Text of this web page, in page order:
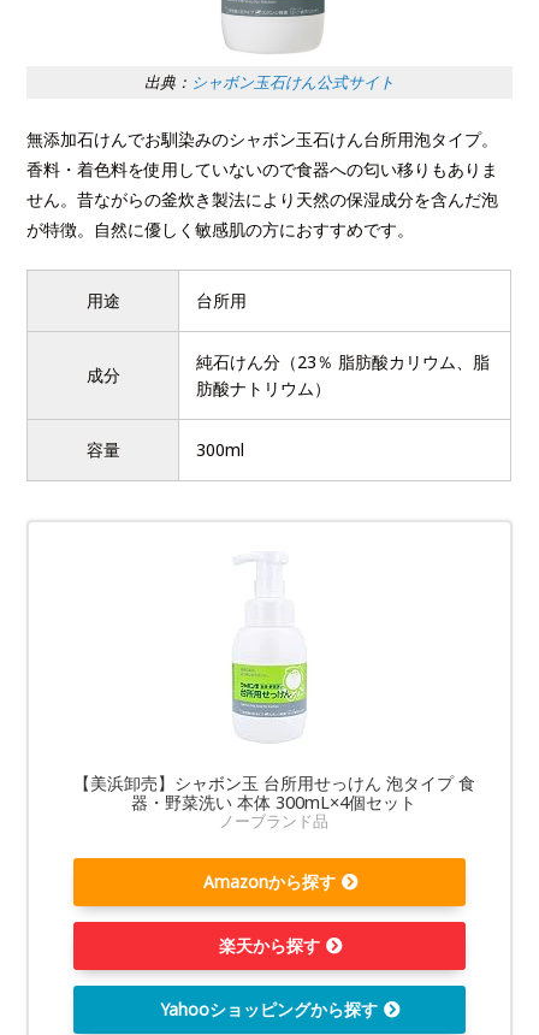
出典： シャボン玉石けん公式サイト
無添加石けんでお馴染みのシャボン玉石けん台所用泡タイプ。
香料・着色料を使用していないので食器への匂い移りもありま
せん。昔ながらの釜炊き製法により天然の保湿成分を含んだ泡
が特徴。自然に優しく敏感肌の方におすすめです。
用途 台所用
成分
純石けん分（23％ 脂肪酸カリウム、脂
肪酸ナトリウム）
容量 300ml
【美浜卸売】シャボン玉 台所用せっけん 泡タイプ 食
器・野菜洗い 本体 300mL×4個セット
ノーブランド品
Amazonから探す
楽天から探す
Yahooショッピングから探す